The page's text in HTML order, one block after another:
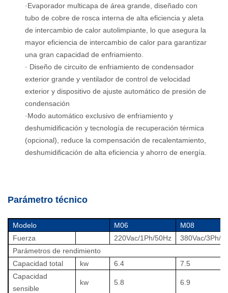
·Evaporador multicapa de área grande, diseñado con
tubo de cobre de rosca interna de alta eficiencia y aleta
de intercambio de calor autolimpiante, lo que asegura la
mayor eficiencia de intercambio de calor para garantizar
una gran capacidad de enfriamiento.
· Diseño de circuito de enfriamiento de condensador
exterior grande y ventilador de control de velocidad
exterior y dispositivo de ajuste automático de presión de
condensación
·Modo automático exclusivo de enfriamiento y
deshumidificación y tecnología de recuperación térmica
(opcional), reduce la compensación de recalentamiento,
deshumidificación de alta eficiencia y ahorro de energía.
Parámetro técnico
Modelo M06
M08
Fuerza
220Vac/1Ph/50Hz
380Vac/3Ph/
Parámetros de rendimiento
Capacidad total
kw 6.4
7.5
Capacidad
sensible
kw 5.8 6.9